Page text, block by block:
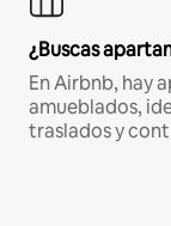
¿Buscas
En Airbnb, hay
amueblados,
traslados y